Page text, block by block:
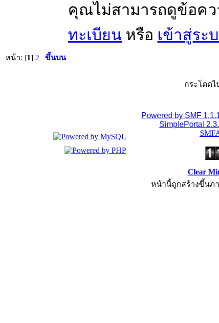
คุณไม่สามารถดูข้อค
ทะเบียน หรือ เข้าสู่ระ
หน้า: [1] 2 ขึ้นบน
กระโดดไ
Powered by SMF
SimplePortal
Clear
หน้านี้ถูกสร้างขึ้นภา